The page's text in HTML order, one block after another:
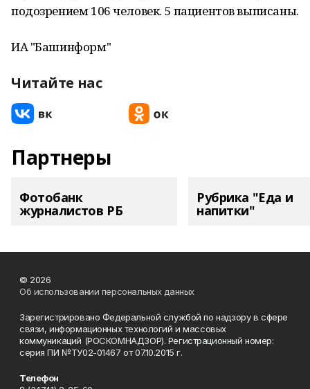
подозрением 106 человек. 5 пациентов выписаны.
ИА "Башинформ"
Читайте нас
Партнеры
Фотобанк
журналистов РБ
Рубрика "Еда и
напитки"
© 2026
Об использовании персональных данных
Зарегистрировано Федеральной службой по надзору в сфере
связи, информационных технологий и массовых
коммуникаций (РОСКОМНАДЗОР). Регистрационный номер:
серия ПИ №ТУ02-01467 от 07.10.2015 г.
Телефон